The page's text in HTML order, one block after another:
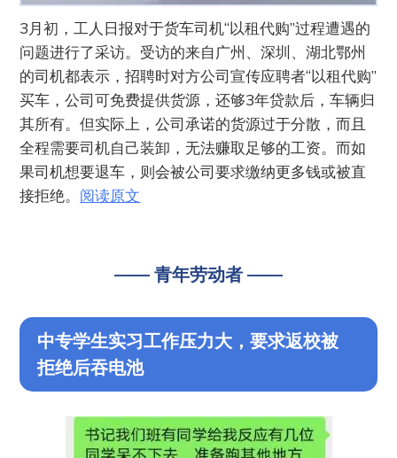
3月初，工人日报对于货车司机“以租代购”过程遭遇的
问题进行了采访。受访的来自广州、深圳、湖北鄂州
的司机都表示，招聘时对方公司宣传应聘者“以租代购”
买车，公司可免费提供货源，还够3年贷款后，车辆归
其所有。但实际上，公司承诺的货源过于分散，而且
全程需要司机自己装卸，无法赚取足够的工资。而如
果司机想要退车，则会被公司要求缴纳更多钱或被直
接拒绝。 阅读原文
—— 青年劳动者 ——
中专学生实习工作压力大，要求返校被
拒绝后吞电池